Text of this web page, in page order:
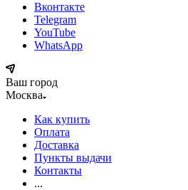
Вконтакте
Telegram
YouTube
WhatsApp
Ваш город
Москва
Как купить
Оплата
Доставка
Пункты выдачи
Контакты
...